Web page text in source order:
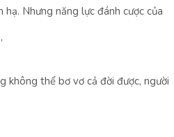
Nhưng năng lực đánh cược của
không thể bơ vơ cả đời được, người